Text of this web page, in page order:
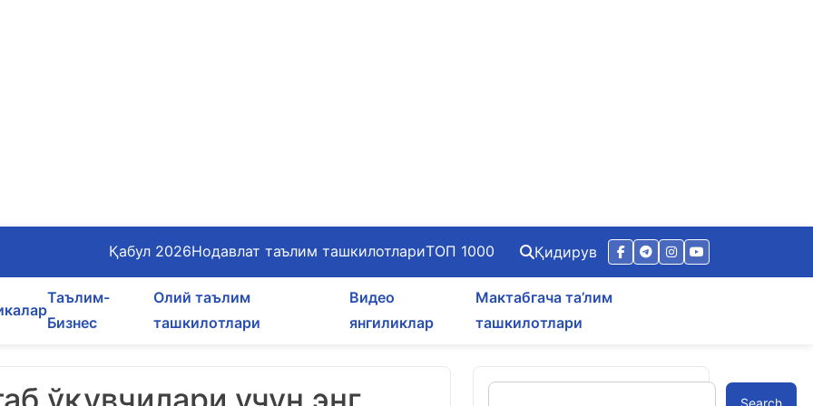
Қабул 2026Нодавлат таълим ташкилотлариТОП 1000 Қидирув
Таълим-
Бизнес
Олий таълим
ташкилотлари
Видео
янгиликлар
Мактабгача та’лим
ташкилотлари
Search